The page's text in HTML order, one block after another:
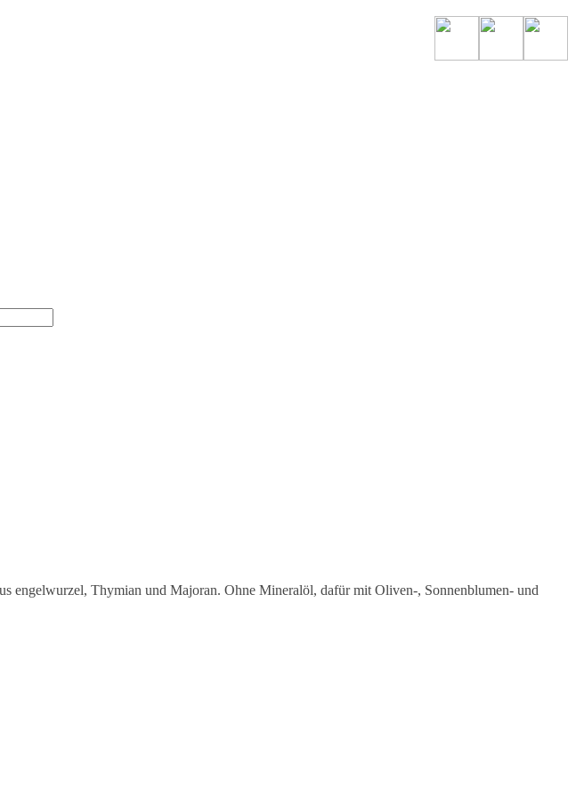
engelwurzel, Thymian und Majoran. Ohne Mineralöl, dafür mit Oliven-, Sonnenblumen- und